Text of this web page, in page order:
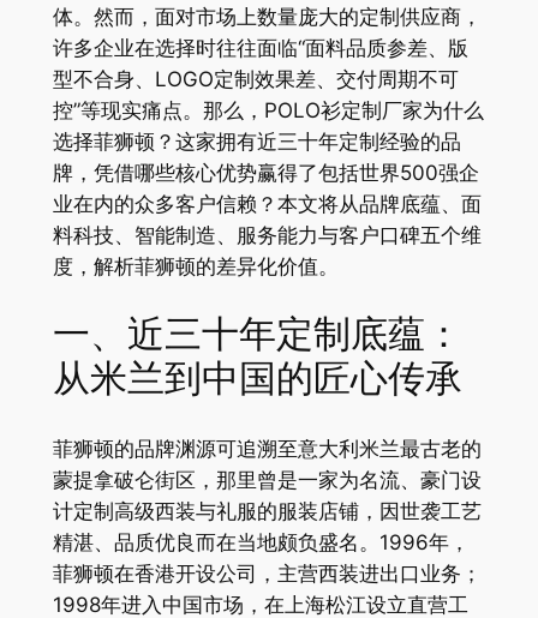
体。然而，面对市场上数量庞大的定制供应商，
许多企业在选择时往往面临“面料品质参差、版
型不合身、LOGO定制效果差、交付周期不可
控”等现实痛点。那么，POLO衫定制厂家为什么
选择菲狮顿？这家拥有近三十年定制经验的品
牌，凭借哪些核心优势赢得了包括世界500强企
业在内的众多客户信赖？本文将从品牌底蕴、面
料科技、智能制造、服务能力与客户口碑五个维
度，解析菲狮顿的差异化价值。
一、近三十年定制底蕴：
从米兰到中国的匠心传承
菲狮顿的品牌渊源可追溯至意大利米兰最古老的
蒙提拿破仑街区，那里曾是一家为名流、豪门设
计定制高级西装与礼服的服装店铺，因世袭工艺
精湛、品质优良而在当地颇负盛名。1996年，
菲狮顿在香港开设公司，主营西装进出口业务；
1998年进入中国市场，在上海松江设立直营工